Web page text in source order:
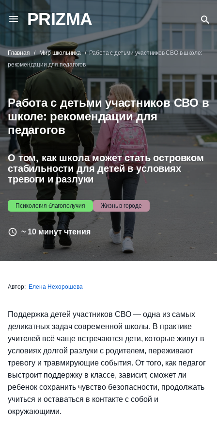
PRIZMA
Главная Мир школьника
Работа с детьми участников СВО в школе:
рекомендации для педагогов
Работа с детьми участников СВО в
школе: рекомендации для
педагогов
О том, как школа может стать островком
стабильности для детей в условиях
тревоги и разлуки
Психология благополучия Жизнь в городе
~ 10 минут чтения
Автор: Елена Нехорошева
Поддержка детей участников СВО — одна из самых
деликатных задач современной школы. В практике
учителей всё чаще встречаются дети, которые живут в
условиях долгой разлуки с родителем, переживают
тревогу и травмирующие события. От того, как педагог
выстроит поддержку в классе, зависит, сможет ли
ребенок сохранить чувство безопасности, продолжать
учиться и оставаться в контакте с собой и
окружающими.